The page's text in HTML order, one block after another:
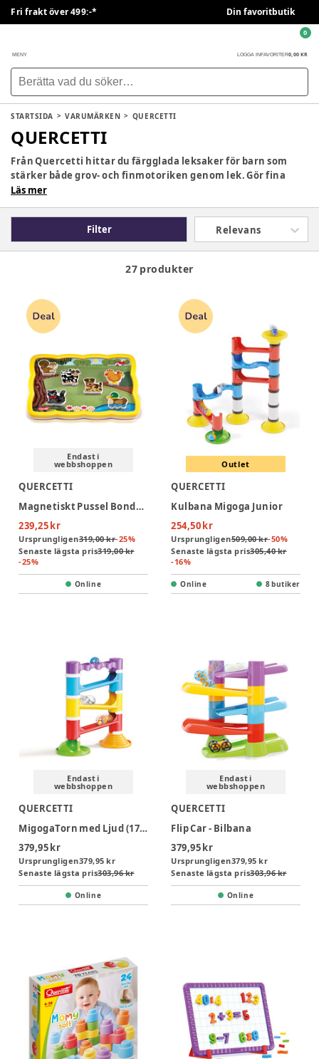
Fri frakt över 499:-* Din favoritbutik
MENY LOGGA IN FAVORITER0,00 KR
0
STARTSIDA VARUMÄRKEN QUERCETTI
QUERCETTI
Från Quercetti hittar du färgglada leksaker för barn som
stärker både grov- och finmotoriken genom lek. Gör fina
motiv med stiftmosaik, eller få grepp om siffror och
medföljande tavlan eller på kylen hemma. Släpp loss din
kreativitet och fantasi med leksaker från Quercetti.
Läs mer
Filter Relevans
27 produkter
Endast i
webbshoppen
QUERCETTI
Magnetiskt Pussel Bondgård
239,25 kr
Ursprungligen319,00 kr-25%
Senaste lägsta pris319,00 kr
-25%
Online
Outlet
QUERCETTI
Kulbana Migoga Junior
254,50 kr
Ursprungligen509,00 kr-50%
Senaste lägsta pris305,40 kr
-16%
Online 8 butiker
Endast i
webbshoppen
QUERCETTI
MigogaTorn med Ljud (17 delar)
379,95 kr
Ursprungligen379,95 kr
Senaste lägsta pris303,96 kr
Online
Endast i
webbshoppen
QUERCETTI
Flip Car - Bilbana
379,95 kr
Ursprungligen379,95 kr
Senaste lägsta pris303,96 kr
Online